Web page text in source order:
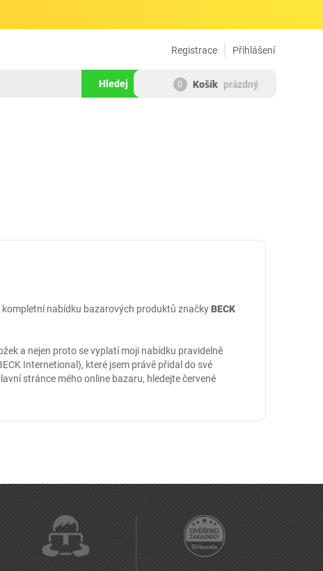
Přihlášení
Registrace
Hledej 0 Košík prázdný
nabídku bazarových produktů značkyBECK
a nejen proto se vyplatí moji nabídku pravidelně
Internetional), které jsem právě přidal do své
stránce mého online bazaru, hledejte červené